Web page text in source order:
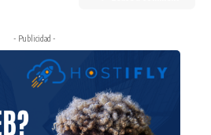
- Publicidad -